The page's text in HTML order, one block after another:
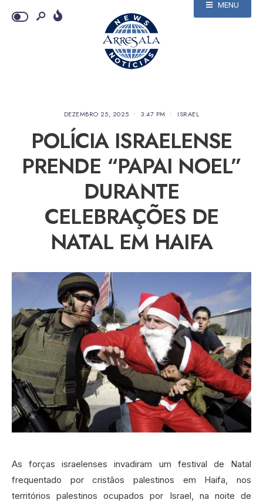
MENU
DEZEMBRO 25, 2025 • 3:47 PM • ISRAEL
POLÍCIA ISRAELENSE
PRENDE “PAPAI NOEL”
DURANTE
CELEBRAÇÕES DE
NATAL EM HAIFA
As forças israelenses invadiram um festival de Natal
frequentado por cristãos palestinos em Haifa, nos
territórios palestinos ocupados por Israel, na noite de